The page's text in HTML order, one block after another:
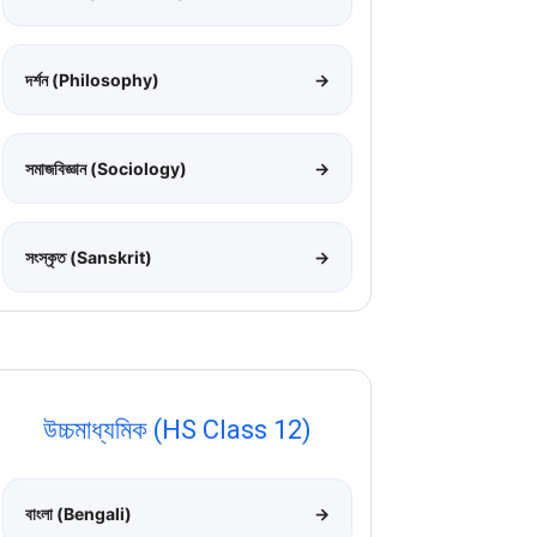
দর্শন (Philosophy) →
সমাজবিজ্ঞান (Sociology) →
সংস্কৃত (Sanskrit) →
উচ্চমাধ্যমিক (HS Class 12)
বাংলা (Bengali) →